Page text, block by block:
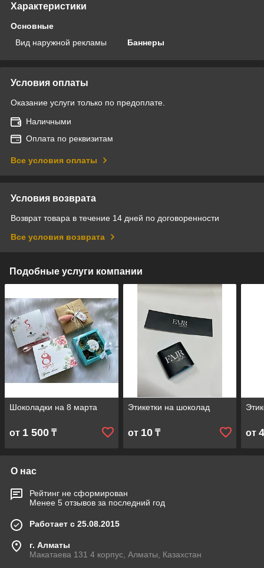
Характеристики
Основные
Вид наружной рекламы
Баннеры
Условия оплаты
Оказание услуги только по предоплате.
Наличными
Оплата по реквизитам
Все условия оплаты
Условия возврата
Возврат товара в течение 14 дней по договоренности
Все условия возврата
Подобные услуги компании
Шоколадки на 8 марта
от 1 500 ₸
Этикетки на шоколад
от 10₸ от
О нас
Рейтинг не сформирован
Менее 5 отзывов за последний год
Работает с 25.08.2015
г. Алматы
Макатаева 131 4 корпус, Алматы, Казахстан